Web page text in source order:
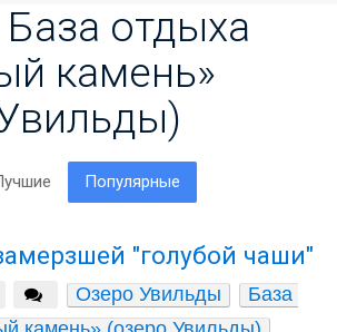
База отдыха
камень»
Популярные
"голубой чаши"
Озеро Увильды
База